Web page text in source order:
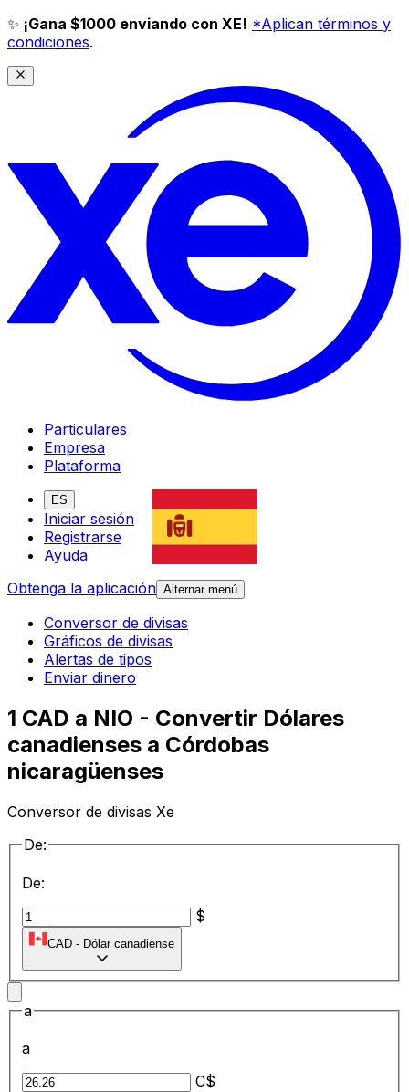
✨ ¡Gana $1000 enviando con XE! *Aplican términos y
condiciones.
Particulares
Empresa
Plataforma
ES
Iniciar sesión
Registrarse
Ayuda
Obtenga la aplicación Alternar menú
Conversor de divisas
Gráficos de divisas
Alertas de tipos
Enviar dinero
1 CAD a NIO - Convertir Dólares
canadienses a Córdobas
nicaragüenses
Conversor de divisas Xe
De:
De:
$
CAD - Dólar canadiense
a
a
C$